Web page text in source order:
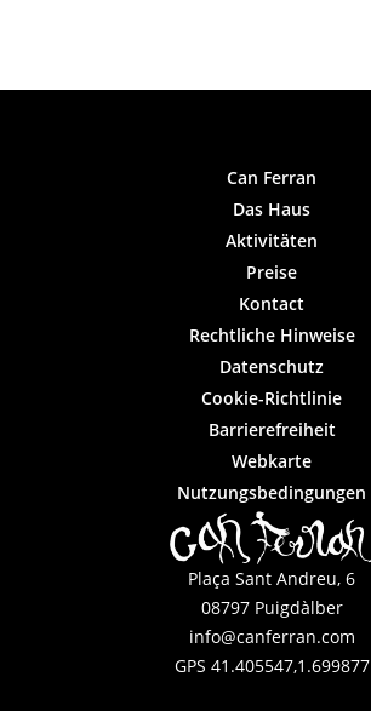
Can Ferran
Das Haus
Aktivitäten
Preise
Kontact
Rechtliche Hinweise
Datenschutz
Cookie-Richtlinie
Barrierefreiheit
Webkarte
Nutzungsbedingungen
Plaça Sant Andreu, 6
08797 Puigdàlber
info@canferran.com
GPS 41.405547,1.699877